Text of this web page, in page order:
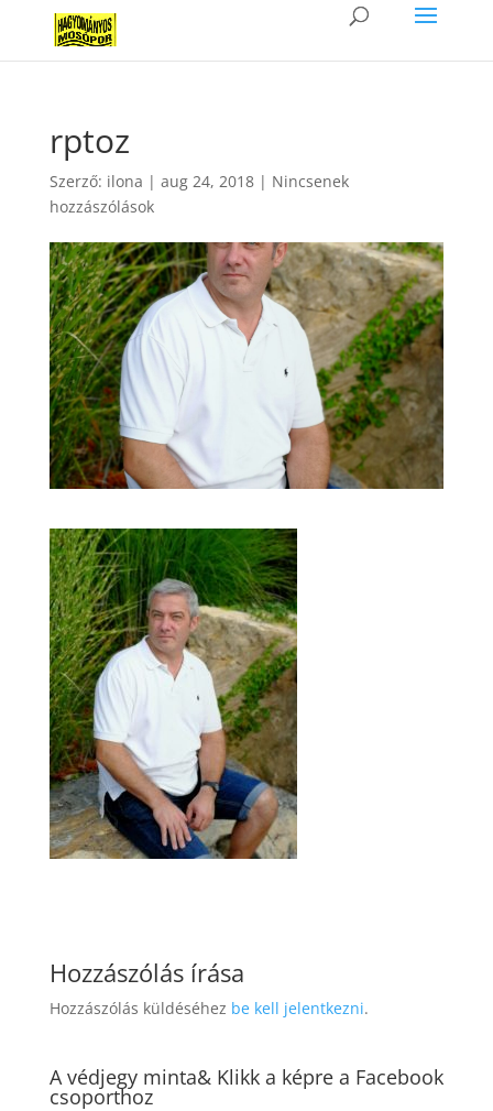
rptoz
Szerző: ilona | aug 24, 2018| Nincsenek
hozzászólások
Hozzászólás írása
Hozzászólás küldéséhez be kell jelentkezni.
A védjegy minta& Klikk a képre a Facebook
csoporthoz